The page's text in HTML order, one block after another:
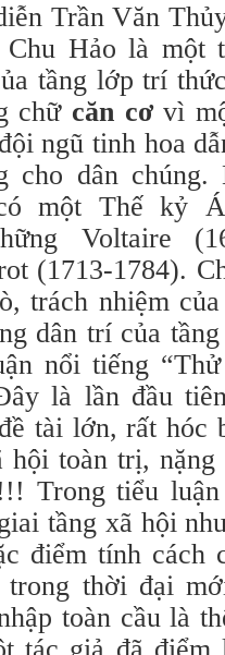
Trần Văn
Hảo là một
tầng lớp trí
chữ căn cơvì
ngũ tinh hoa
cho dân chúng.
một Thế kỷ
Voltaire
(1713-1784).
trách nhiệm
dân trí của
nổi tiếng
là lần đầu
tài lớn, rất hóc
hội toàn trị,
Trong tiểu
tầng xã hội
điểm tính cách
trong thời đại
toàn cầu là